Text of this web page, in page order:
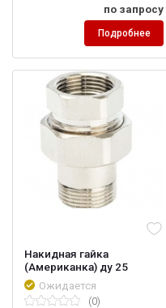
по запросу
Подробнее
Накидная гайка
(Американка) ду 25
Ожидается
(0)